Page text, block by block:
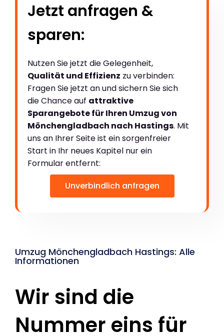
Jetzt anfragen &
sparen:
Nutzen Sie jetzt die Gelegenheit,
Qualität und Effizienz zu verbinden:
Fragen Sie jetzt an und sichern Sie sich
die Chance auf attraktive
Sparangebote für Ihren Umzug von
Mönchengladbach nach Hastings. Mit
uns an Ihrer Seite ist ein sorgenfreier
Start in Ihr neues Kapitel nur ein
Formular entfernt:
Unverbindlich anfragen
Umzug Mönchengladbach Hastings: Alle
Informationen
Wir sind die
Nummer eins für